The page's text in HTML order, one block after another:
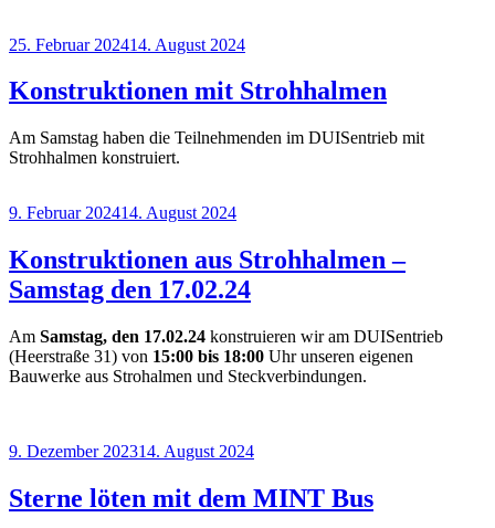
Veröffentlicht
25. Februar 202414. August 2024
Konstruktionen mit Strohhalmen
Am Samstag haben die Teilnehmenden im DUISentrieb mit
Strohhalmen konstruiert.
Veröffentlicht
9. Februar 202414. August 2024
Konstruktionen aus Strohhalmen –
Samstag den 17.02.24
Am Samstag, den 17.02.24 konstruieren wir am DUISentrieb
(Heerstraße 31) von 15:00 bis 18:00 Uhr unseren eigenen
Bauwerke aus Strohalmen und Steckverbindungen.
Veröffentlicht
9. Dezember 202314. August 2024
Sterne löten mit dem MINT Bus